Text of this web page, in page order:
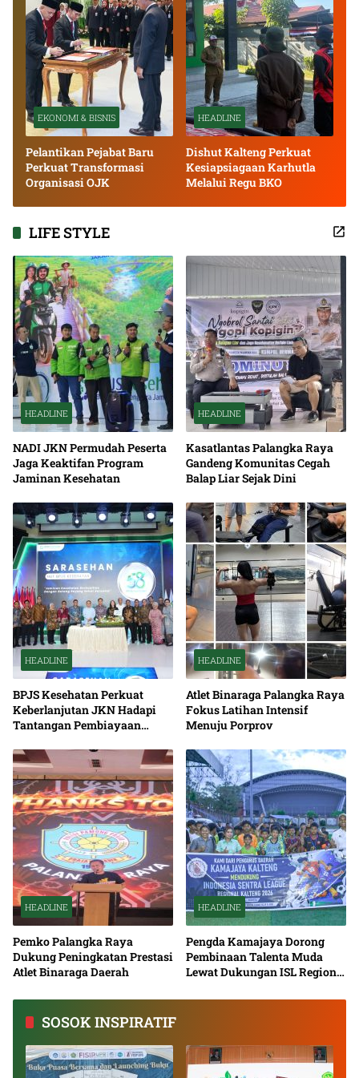
EKONOMI & BISNIS
Pelantikan Pejabat Baru
Perkuat Transformasi
Organisasi OJK
HEADLINE
Dishut Kalteng Perkuat
Kesiapsiagaan Karhutla
Melalui Regu BKO
LIFE STYLE
HEADLINE
NADI JKN Permudah Peserta
Jaga Keaktifan Program
Jaminan Kesehatan
HEADLINE
Kasatlantas Palangka Raya
Gandeng Komunitas Cegah
Balap Liar Sejak Dini
HEADLINE
BPJS Kesehatan Perkuat
Keberlanjutan JKN Hadapi
Tantangan Pembiayaan
HEADLINE
Atlet Binaraga Palangka Raya
Fokus Latihan Intensif
Menuju Porprov
HEADLINE
Pemko Palangka Raya
Dukung Peningkatan Prestasi
Atlet Binaraga Daerah
HEADLINE
Pengda Kamajaya Dorong
Pembinaan Talenta Muda
Lewat Dukungan ISL Regional
SOSOK INSPIRATIF